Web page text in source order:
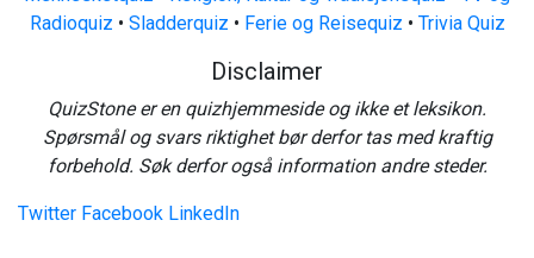
Radioquiz • Sladderquiz • Ferie og Reisequiz • Trivia Quiz
Disclaimer
QuizStone er en quizhjemmeside og ikke et leksikon.
Spørsmål og svars riktighet bør derfor tas med kraftig
forbehold. Søk derfor også information andre steder.
Twitter Facebook LinkedIn